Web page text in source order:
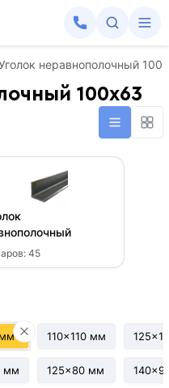
неравнополочный
100x63
45
мм
110x110 мм
125x80 мм